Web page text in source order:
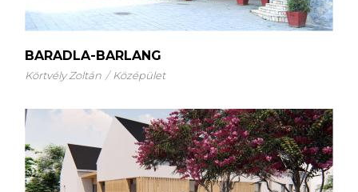
BARADLA-BARLANG
Körtvély Zoltán Középület